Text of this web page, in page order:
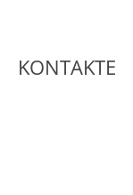
KONTAKTE